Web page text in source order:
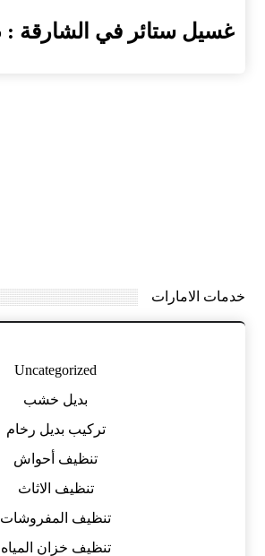
غسيل ستائر في الشارقة : 0526402015
خدمات الامارات
Uncategorized
بديل خشب
تركيب بديل رخام
تنظيف أحواش
تنظيف الاثاث
تنظيف المفروشات
تنظيف خزان المياه